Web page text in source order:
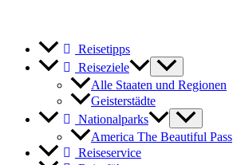
Reisetipps
Reiseziele
Alle Staaten und Regionen
Geisterstädte
Nationalparks
America The Beautiful Pass
Reiseservice